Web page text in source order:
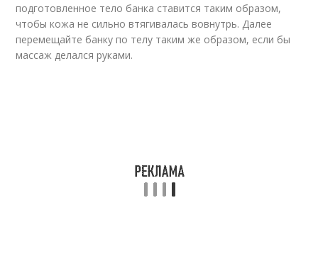
подготовленное тело банка ставится таким образом,
чтобы кожа не сильно втягивалась вовнутрь. Далее
перемещайте банку по телу таким же образом, если бы
массаж делался руками.